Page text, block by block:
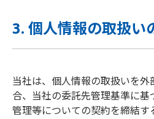
3. 個人情報の取扱い
当社は、個人情報の取扱いを外
合、当社の委託先管理基準に基
管理等についての契約を締結す